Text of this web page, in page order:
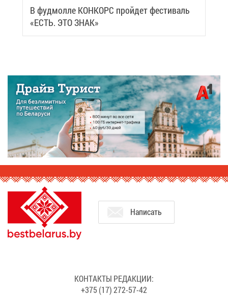
В фуд­мол­ле КОН­КОРС прой­дет фе­сти­валь
«ЕСТЬ. ЭТО ЗНАК»
На­пи­сать
КОН­ТАК­ТЫ РЕ­ДАК­ЦИИ:
+375 (17) 272-57-42